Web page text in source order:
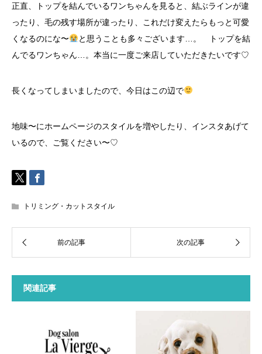
正直、トップを結んでいるワンちゃんを見ると、結ぶラインが違
ったり、毛の残す場所が違ったり、これだけ変えたらもっと可愛
くなるのにな〜
と思うことも多々ございます…。 トップを結
んでるワンちゃん…。本当に一度ご来店していただきたいです♡
長くなってしまいましたので、今日はこの辺で
地味〜にホームページのスタイルを増やしたり、インスタあげて
いるので、ご覧ください〜♡
トリミング・カットスタイル
関連記事